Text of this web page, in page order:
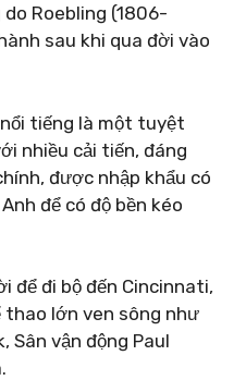
Roebling (1806-
sau khi qua đời vào
tiếng là một tuyệt
nhiều cải tiến, đáng
được nhập khẩu có
để có độ bền kéo
để đi bộ đến Cincinnati,
thao lớn ven sông như
Sân vận động Paul